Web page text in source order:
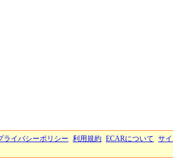
ライバシーポリシー 利用規約 ECARについて サ